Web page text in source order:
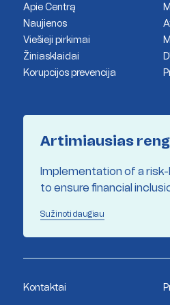
Apie Centrą
Naujienos
Viešieji pirkimai
Žiniasklaidai
Korupcijos prevencija
Artimiausias
Implementation of a
to ensure financial
Sužinoti daugiau
Kontaktai